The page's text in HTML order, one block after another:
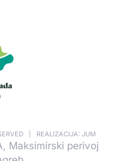
| REALIZACIJA: JUM
Maksimirski perivoj